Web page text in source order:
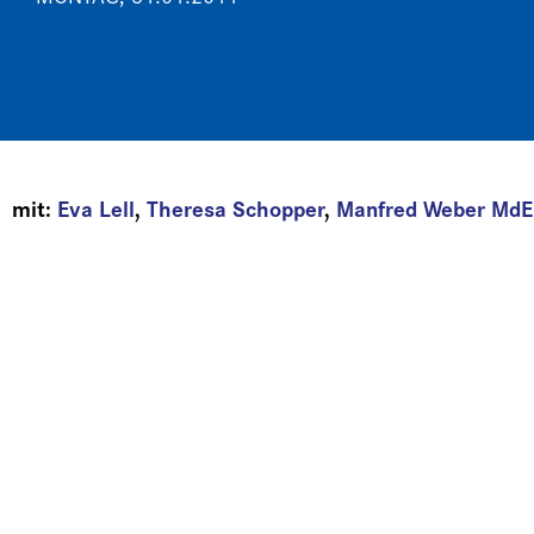
mit: Eva Lell, Theresa Schopper, Manfred Weber